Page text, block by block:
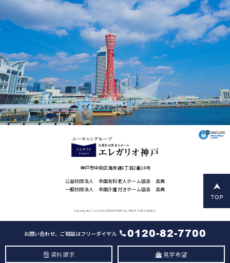
神戸市中央区海岸通6丁目2番14号
お問い合わせ、ご相談はフリーダイヤル 0120-82-7700
資料請求 見学希望
公益社団法人 全国有料老人ホーム協会 会員
一般社団法人 全国介護付きホーム協会 会員
Copyright(C) U-CAN LIFEPARTNER ALL RIGHTS RESERVED.